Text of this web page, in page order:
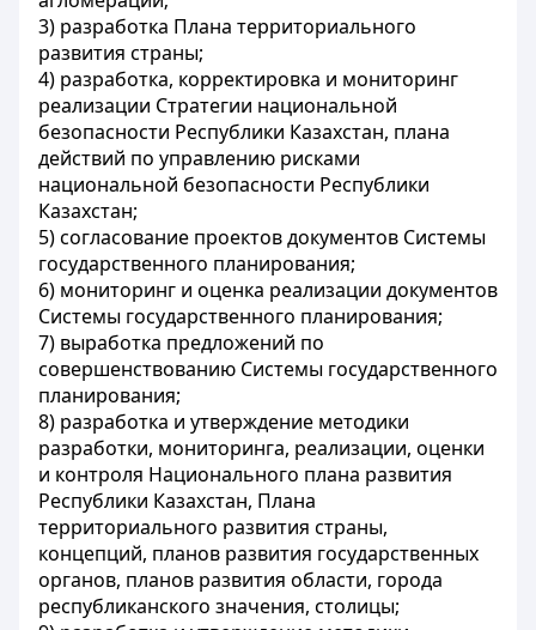
3) разработка Плана территориального
развития страны;
4) разработка, корректировка и мониторинг
реализации Стратегии национальной
безопасности Республики Казахстан, плана
действий по управлению рисками
национальной безопасности Республики
Казахстан;
5) согласование проектов документов Системы
государственного планирования;
6) мониторинг и оценка реализации документов
Системы государственного планирования;
7) выработка предложений по
совершенствованию Системы государственного
планирования;
8) разработка и утверждение методики
разработки, мониторинга, реализации, оценки
и контроля Национального плана развития
Республики Казахстан, Плана
территориального развития страны,
концепций, планов развития государственных
органов, планов развития области, города
республиканского значения, столицы;